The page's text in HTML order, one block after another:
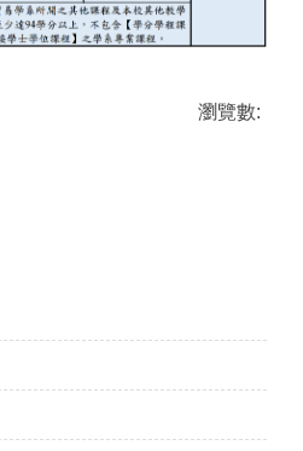
瀏覽數: